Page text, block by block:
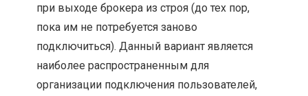
при выходе брокера из строя (до тех пор,
пока им не потребуется заново
подключиться). Данный вариант является
наиболее распространенным для
организации подключения пользователей,